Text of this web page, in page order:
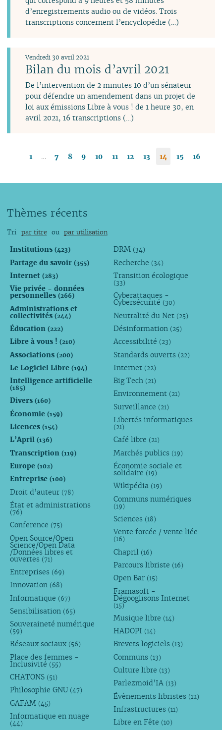
d’enregistrements audio ou de vidéos. Trois
transcriptions concernent l’encyclopédie (…)
Bilan du mois d’avril 2021
Vendredi 30 avril 2021
De l’intervention de 2 minutes 10 d’un sénateur
pour défendre un amendement dans un projet de
loi aux émissions Libre à vous ! de 1 heure 30, en
avril 2021, 16 transcriptions (…)
1 7 8 9 10 11 12 13 14 15 16
Thèmes récents
Tri par titre ou par utilisation
Institutions (423)
Partage du savoir (355)
Internet (283)
Vie privée - données
personnelles (266)
Administrations et
collectivités (244)
Éducation (222)
Libre à vous ! (210)
Associations (200)
Le Logiciel Libre (194)
Intelligence artificielle
(185)
Divers (160)
Économie (159)
Licences (154)
L’April (136)
Transcription (119)
Europe (102)
Entreprise (100)
Droit d’auteur (78)
État et administrations
(76)
Conference (75)
Open Source/Open
Science/Open Data
/Données libres et
ouvertes (71)
Entreprises (69)
Innovation (68)
Informatique (67)
Sensibilisation (65)
Souveraineté numérique
(59)
Réseaux sociaux (56)
Place des femmes -
Inclusivité (55)
CHATONS (51)
Philosophie GNU (47)
GAFAM (45)
Informatique en nuage
(44)
DRM (34)
Recherche (34)
Transition écologique
(33)
Cyberattaques -
Cybersécurité (30)
Neutralité du Net (25)
Désinformation (25)
Accessibilité (23)
Standards ouverts (22)
Internet (22)
Big Tech (21)
Environnement (21)
Surveillance (21)
Libertés informatiques
(21)
Café libre (21)
Marchés publics (19)
Économie sociale et
solidaire (19)
Wikipédia (19)
Communs numériques
(19)
Sciences (18)
Vente forcée / vente liée
(16)
Chapril (16)
Parcours libriste (16)
Open Bar (15)
Framasoft -
Dégooglisons Internet
(15)
Musique libre (14)
HADOPI (14)
Brevets logiciels (13)
Communs (13)
Culture libre (13)
Parlezmoid’IA (13)
Évènements libristes (12)
Infrastructures (11)
Libre en Fête (10)